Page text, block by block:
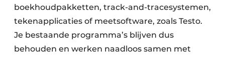
boekhoud­pakketten, track-and-tracesystemen,
teken­applicaties of meetsoftware, zoals Testo.
Je bestaande programma’s blijven dus
behouden en werken naadloos samen met